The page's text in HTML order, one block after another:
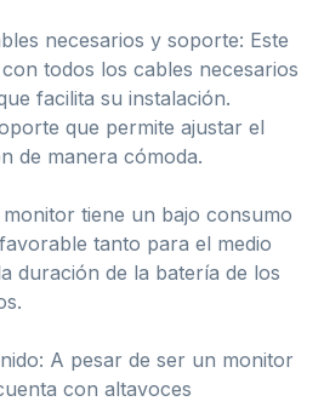
necesarios y soporte: Este
todos los cables necesarios
facilita su instalación.
que permite ajustar el
de manera cómoda.
tiene un bajo consumo
tanto para el medio
duración de la batería de los
A pesar de ser un monitor
con altavoces